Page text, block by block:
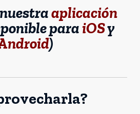
aplicación
paraiOSy
)